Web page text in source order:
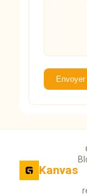
Envoyer
Kanvas